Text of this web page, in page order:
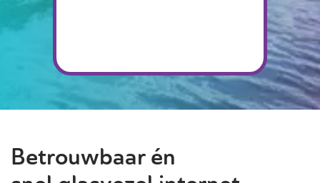
Betrouwbaar én